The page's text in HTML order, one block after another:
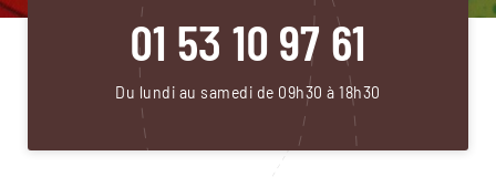
01 53 10 97 61
Du lundi au samedi de 09h30 à 18h30